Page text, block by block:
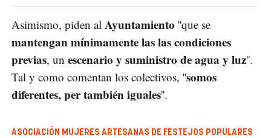
Asimismo, piden al Ayuntamiento ''que se
mantengan mínimamente las las condiciones
previas, un escenario y suministro de agua y luz''.
Tal y como comentan los colectivos, ''somos
diferentes, per también iguales''.
ASOCIACIÓN MUJERES ARTESANAS DE FESTEJOS POPULARES